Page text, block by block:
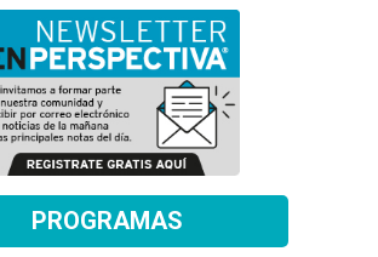
PROGRAMAS